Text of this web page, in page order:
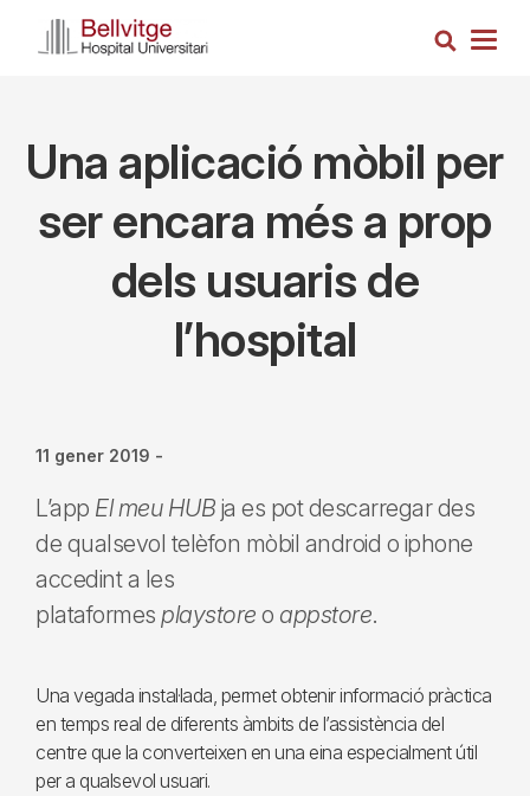
Cerca
Una aplicació mòbil per
ser encara més a prop
dels usuaris de
l’hospital
11 gener 2019 -
L’app El meu HUB ja es pot descarregar des
de qualsevol telèfon mòbil android o iphone
accedint a les
plataformes playstore o appstore.
Una vegada instal·lada, permet obtenir informació pràctica
en temps real de diferents àmbits de l’assistència del
centre que la converteixen en una eina especialment útil
per a qualsevol usuari.